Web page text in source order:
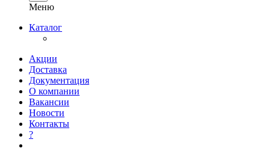
Меню
Каталог
Акции
Доставка
Документация
О компании
Вакансии
Новости
Контакты
?